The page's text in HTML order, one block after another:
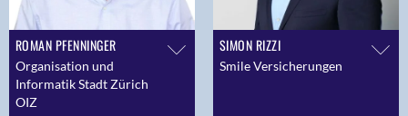
ROMAN PFENNINGER
Organisation und
Informatik Stadt Zürich
OIZ
SIMON RIZZI
Smile Versicherungen